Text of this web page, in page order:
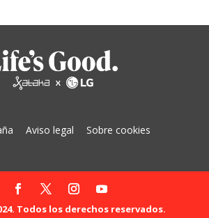
Aviso legal Sobre cookies
Todos los derechos reservados.